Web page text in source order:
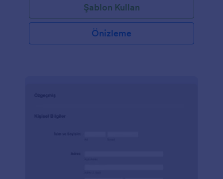
Şablon Kullan
Önizleme